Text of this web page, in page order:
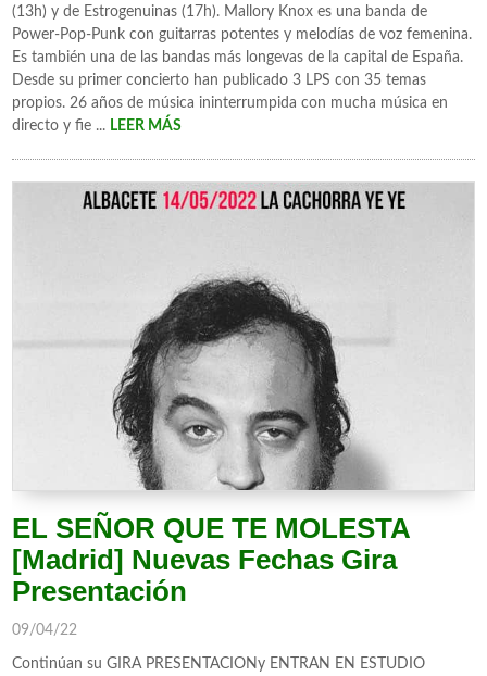
(13h) y de Estrogenuinas (17h). Mallory Knox es una banda de
Power-Pop-Punk con guitarras potentes y melodías de voz femenina.
Es también una de las bandas más longevas de la capital de España.
Desde su primer concierto han publicado 3 LPS con 35 temas
propios. 26 años de música ininterrumpida con mucha música en
directo y fie ... LEER MÁS
EL SEÑOR QUE TE MOLESTA
[Madrid] Nuevas Fechas Gira
Presentación
09/04/22
Continúan su GIRA PRESENTACIONy ENTRAN EN ESTUDIO